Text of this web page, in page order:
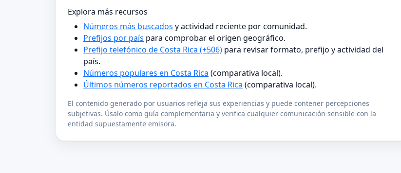
Explora más recursos
Números más buscados y actividad reciente por comunidad.
Prefijos por país para comprobar el origen geográfico.
Prefijo telefónico de Costa Rica (+506) para revisar formato, prefijo y actividad del
país.
Números populares en Costa Rica (comparativa local).
Últimos números reportados en Costa Rica (comparativa local).
El contenido generado por usuarios refleja sus experiencias y puede contener percepciones
subjetivas. Úsalo como guía complementaria y verifica cualquier comunicación sensible con la
entidad supuestamente emisora.